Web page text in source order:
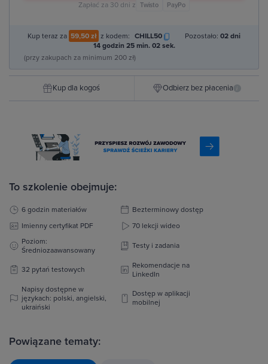
Zapłać za 30 dni z Twisto PayPo
Kup teraz za 59,50 zł z kodem: CHILL50 Pozostało: 02 dni
14 godzin 25 min. 01 sek.
(przy zakupach za minimum 200 zł)
Kup dla kogoś Odbierz bez płacenia i
To szkolenie obejmuje:
6 godzin materiałów
Bezterminowy dostęp
Imienny certyfikat PDF
70 lekcji wideo
Poziom:
Średniozaawansowany
Testy i zadania
32 pytań testowych
Rekomendacje na
LinkedIn
Napisy dostępne w
językach: polski, angielski,
ukraiński
Dostęp w aplikacji
mobilnej
Powiązane tematy: